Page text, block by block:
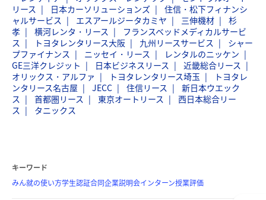
リース
日本カーソリューションズ
住信・松下フィナンシ
ャルサービス
エスアールジータカミヤ 三伸機材
杉
孝
横河レンタ・リース
フランスベッドメディカルサービ
ス
トヨタレンタリース大阪 九州リースサービス
シャー
プファイナンス
ニッセイ・リース
レンタルのニッケン
GE三洋クレジット
日本ビジネスリース
近畿総合リース
オリックス・アルファ
トヨタレンタリース埼玉
トヨタレ
ンタリース名古屋
JECC 住信リース
新日本ウエック
ス
首都圏リース 東京オートリース
西日本総合リー
ス
タニックス
キーワード
みん就の使い方学生認証合同企業説明会インターン授業評価